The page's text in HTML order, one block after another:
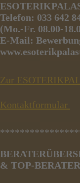
Telefon: 033 642
(Mo.-Fr. 08.00-
E-Mail:
Zur
Kontaktformular
& TOP-BERATER